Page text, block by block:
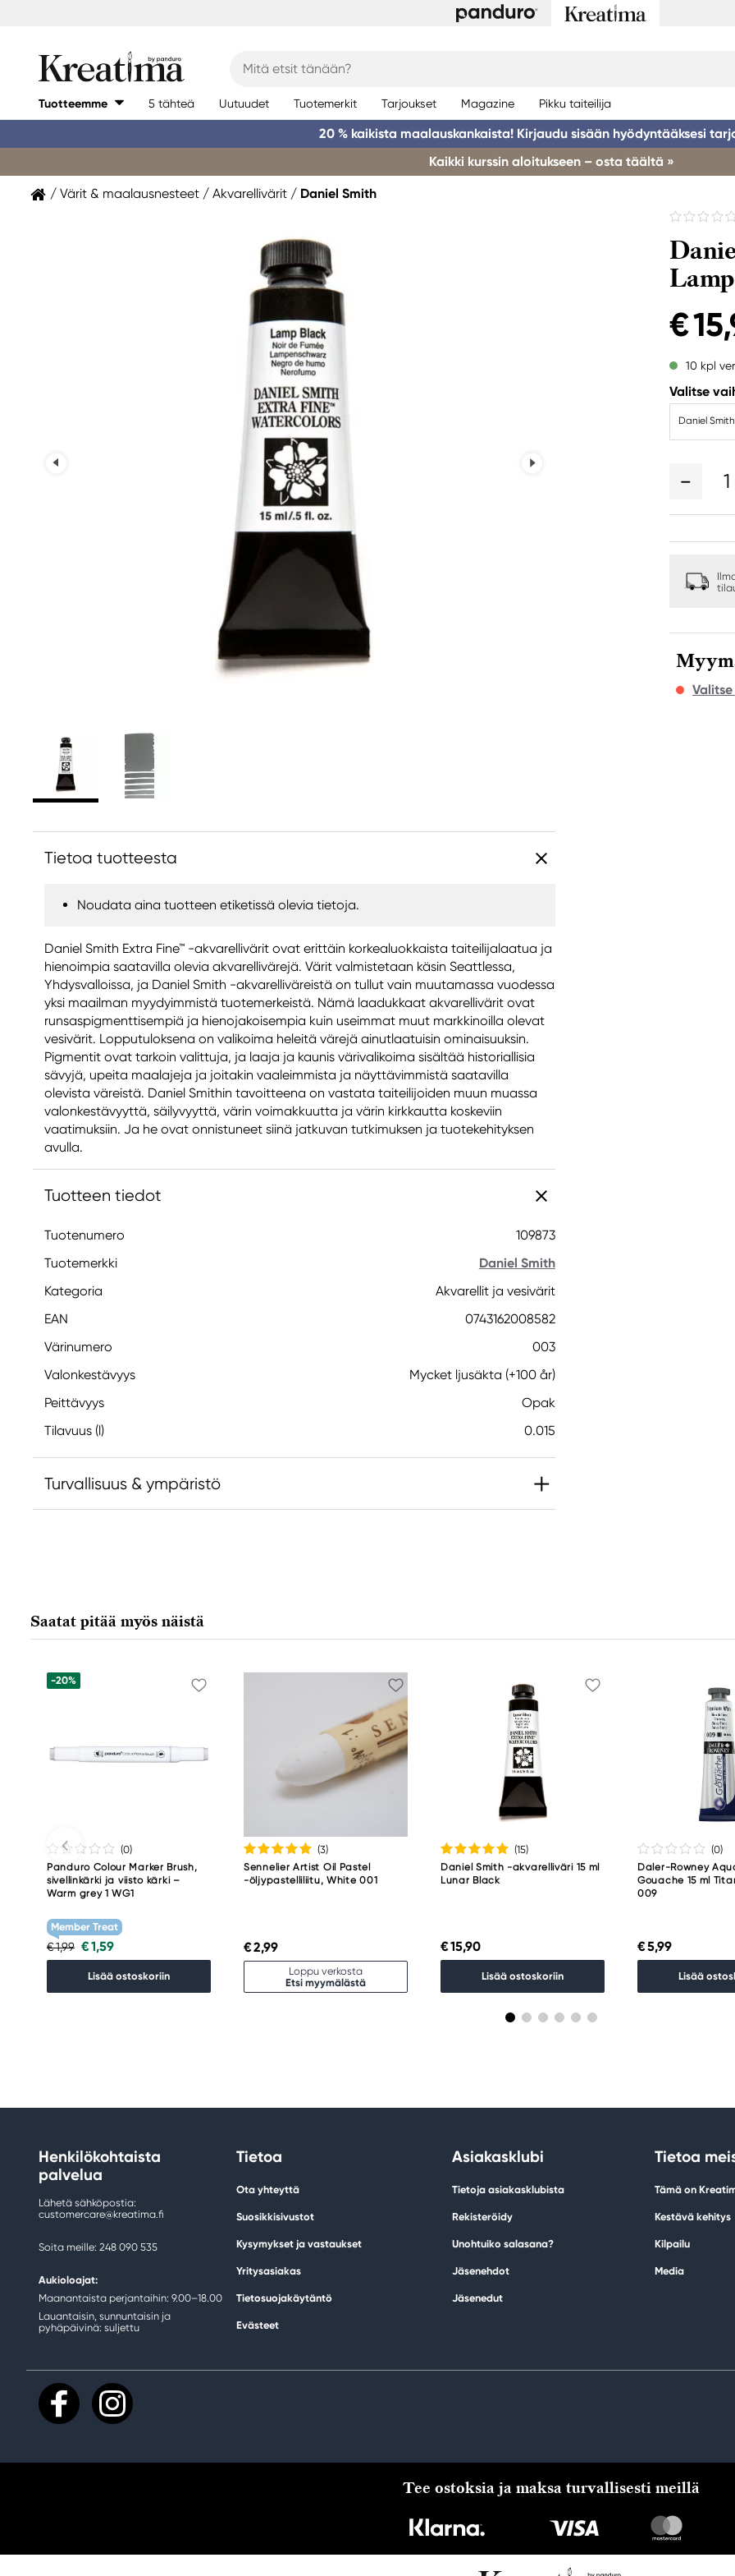
Tuotteemme 5 tähteä Uutuudet Tuotemerkit Tarjoukset Magazine Pikku taiteilija
20 % kaikista maalauskankaista! Kirjaudu sisään hyödyntääksesi
Kaikki kurssin aloitukseen – osta täältä »
Värit & maalausnesteet Akvarellivärit Daniel Smith
€
10 kpl
Valitse
Daniel
1
Tietoa tuotteesta
Noudata aina tuotteen etiketissä olevia tietoja.
Daniel Smith Extra Fine™ -akvarellivärit ovat erittäin korkealuokkaista taiteilijalaatua ja
hienoimpia saatavilla olevia akvarellivärejä. Värit valmistetaan käsin Seattlessa,
Yhdysvalloissa, ja Daniel Smith -akvarelliväreistä on tullut vain muutamassa vuodessa
yksi maailman myydyimmistä tuotemerkeistä. Nämä laadukkaat akvarellivärit ovat
runsaspigmenttisempiä ja hienojakoisempia kuin useimmat muut markkinoilla olevat
vesivärit. Lopputuloksena on valikoima heleitä värejä ainutlaatuisin ominaisuuksin.
Pigmentit ovat tarkoin valittuja, ja laaja ja kaunis värivalikoima sisältää historiallisia
sävyjä, upeita maalajeja ja joitakin vaaleimmista ja näyttävimmistä saatavilla
olevista väreistä. Daniel Smithin tavoitteena on vastata taiteilijoiden muun muassa
valonkestävyyttä, säilyvyyttä, värin voimakkuutta ja värin kirkkautta koskeviin
vaatimuksiin. Ja he ovat onnistuneet siinä jatkuvan tutkimuksen ja tuotekehityksen
avulla.
Tuotteen tiedot
Tuotenumero
109873
Tuotemerkki
Daniel Smith
Kategoria
Akvarellit ja vesivärit
EAN
0743162008582
Värinumero
003
Valonkestävyys
Mycket ljusäkta (+100 år)
Peittävyys
Opak
Tilavuus (l)
0.015
Turvallisuus & ympäristö
1160 Köpenhamn K, Denmark
city@stelling.dk
Saatat pitää myös näistä
-20%
(0)
Panduro Colour Marker Brush,
sivellinkärki ja viisto kärki –
Warm grey 1 WG1
Member Treat
€ 1,99 € 1,59
Lisää ostoskoriin
(3)
Sennelier Artist Oil Pastel
-öljypastelliliitu, White 001
€ 2,99
Loppu verkosta
Etsi myymälästä
(15)
Daniel Smith -akvarelliväri 15 ml
Lunar Black
€ 15,90
Lisää ostoskoriin
(0)
Daler-Rowney
Gouache 15 ml
009
€ 5,99
Lisää
Henkilökohtaista
palvelua
Lähetä sähköpostia:
customercare@kreatima.fi
Soita meille: 248 090 535
Aukioloajat:
Maanantaista perjantaihin: 9.00–18.00
Lauantaisin, sunnuntaisin ja
pyhäpäivinä: suljettu
Tietoa
Ota yhteyttä
Suosikkisivustot
Kysymykset ja vastaukset
Yritysasiakas
Tietosuojakäytäntö
Evästeet
Asiakasklubi
Tietoja asiakasklubista
Rekisteröidy
Unohtuiko salasana?
Jäsenehdot
Jäsenedut
Tietoa
Tämä on
Kestävä kehitys
Kilpailu
Media
Tee ostoksia ja maksa turvallisesti meillä